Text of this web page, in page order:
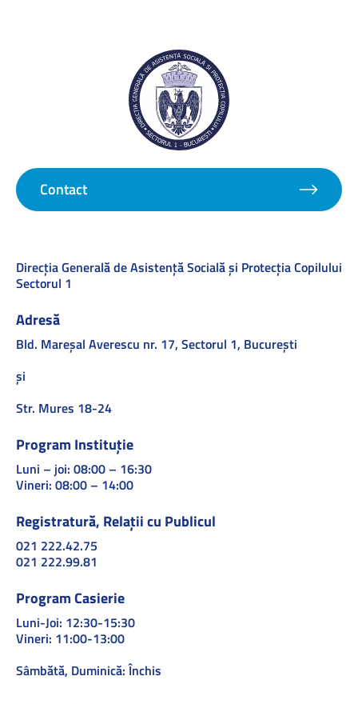
Contact
Direcţia Generală de Asistenţă Socială şi Protecţia Copilului
Sectorul 1
Adresă
Bld. Mareşal Averescu nr. 17, Sectorul 1, Bucureşti
și
Str. Mures 18-24
Program Instituție
Luni – joi: 08:00 – 16:30
Vineri: 08:00 – 14:00
Registratură, Relații cu Publicul
021 222.42.75
021 222.99.81
Program Casierie
Luni-Joi: 12:30-15:30
Vineri: 11:00-13:00
Sâmbătă, Duminică: Închis